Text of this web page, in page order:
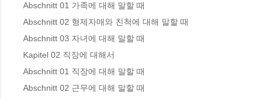
Abschnitt 01 가족에 대해 말할 때
Abschnitt 02 형제자매와 친척에 대해 말할 때
Abschnitt 03 자녀에 대해 말할 때
Kapitel 02 직장에 대해서
Abschnitt 01 직장에 대해 말할 때
Abschnitt 02 근무에 대해 말할 때